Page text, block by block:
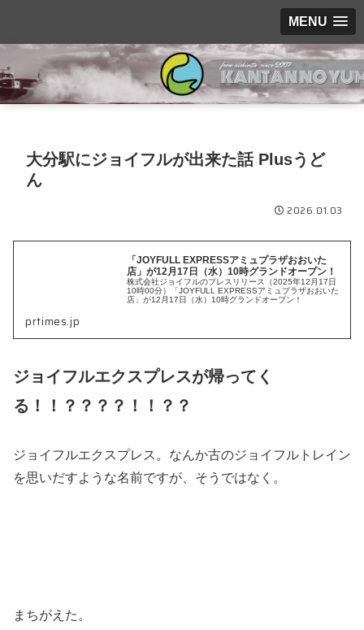
MENU
大分駅にジョイフルが出来た話 Plusうど
ん
2026.01.03
「JOYFULL EXPRESSアミュプラザおおいた
店」が12月17日（水）10時グランドオープン！
株式会社ジョイフルのプレスリリース（2025年12月17日
10時00分）「JOYFULL EXPRESSアミュプラザおおいた
店」が12月17日（水）10時グランドオープン！
prtimes.jp
ジョイフルエクスプレスが帰ってく
る！！？？？？！！？？
ジョイフルエクスプレス。なんか古のジョイフルトレイン
を思いだすような名前ですが、そうではなく。
まちがえた。